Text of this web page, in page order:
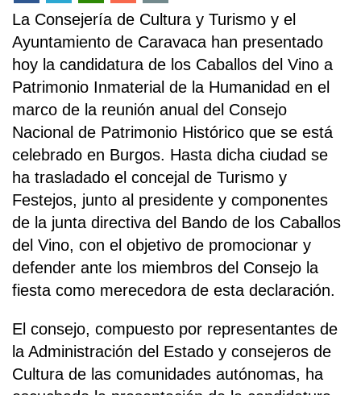
La Consejería de Cultura y Turismo y el
Ayuntamiento de Caravaca han presentado
hoy la candidatura de los Caballos del Vino a
Patrimonio Inmaterial de la Humanidad en el
marco de la reunión anual del Consejo
Nacional de Patrimonio Histórico que se está
celebrado en Burgos. Hasta dicha ciudad se
ha trasladado el concejal de Turismo y
Festejos, junto al presidente y componentes
de la junta directiva del Bando de los Caballos
del Vino, con el objetivo de promocionar y
defender ante los miembros del Consejo la
fiesta como merecedora de esta declaración.
El consejo, compuesto por representantes de
la Administración del Estado y consejeros de
Cultura de las comunidades autónomas, ha